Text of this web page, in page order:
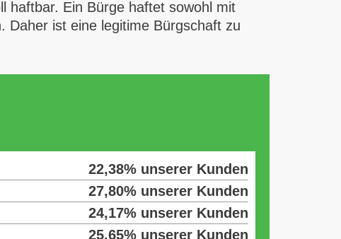
haftbar. Ein Bürge haftet sowohl mit
Daher ist eine legitime Bürgschaft zu
22,38% unserer Kunden
27,80% unserer Kunden
24,17% unserer Kunden
25,65% unserer Kunden